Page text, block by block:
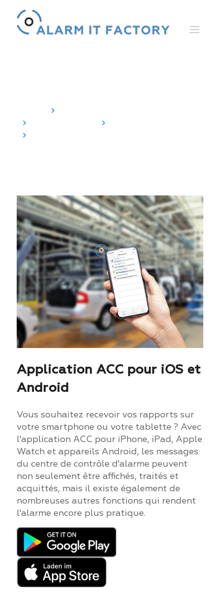
Application ACC pour iOS et
Android
Vous souhaitez recevoir vos rapports sur
votre smartphone ou votre tablette ? Avec
l'application ACC pour iPhone, iPad, Apple
Watch et appareils Android, les messages
du centre de contrôle d'alarme peuvent
non seulement être affichés, traités et
acquittés, mais il existe également de
nombreuses autres fonctions qui rendent
l'alarme encore plus pratique.